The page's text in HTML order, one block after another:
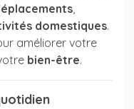
,
domestiques.
améliorer votre
bien-être.